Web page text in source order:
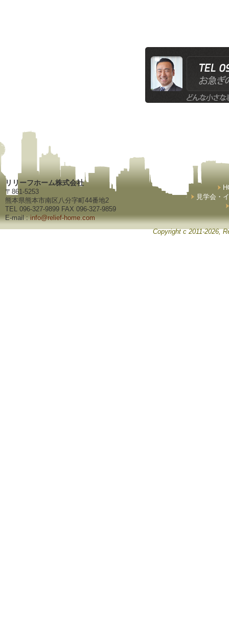
リリーフホーム株式会社
〒861-5253
熊本県熊本市南区八分字町44番地2
TEL 096-327-9899 FAX 096-327-9859
E-mail :info@relief-home.com
見学会・
Copyright c 2011-2026,